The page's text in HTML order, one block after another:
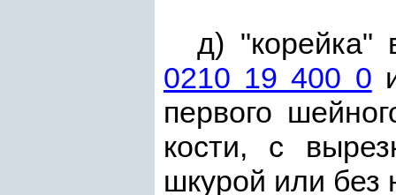
д) "корейка"
0210 19 400 0
первого
кости, с
шкурой или без